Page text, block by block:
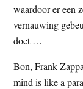
waardoor er een
vernauwing
doet …
Bon, Frank
mind is like a